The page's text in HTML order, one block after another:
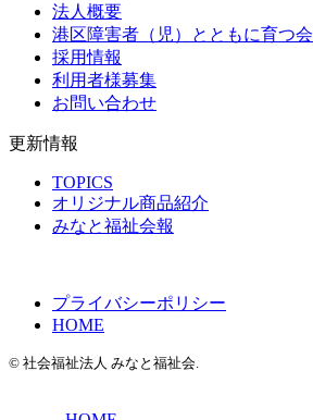
法人概要
港区障害者（児）とともに育つ会
採用情報
利用者様募集
お問い合わせ
更新情報
TOPICS
オリジナル商品紹介
みなと福祉会報
プライバシーポリシー
HOME
© 社会福祉法人 みなと福祉会.